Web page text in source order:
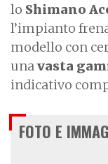
lo Shimano
l’impianto
modello con
unavasta
indicativo
FOTO E